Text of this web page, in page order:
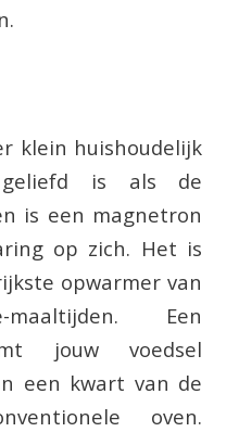
klein huishoudelijk
is als de
is een magnetron
op zich. Het is
opwarmer van
maaltijden. Een
jouw voedsel
een kwart van de
oven.